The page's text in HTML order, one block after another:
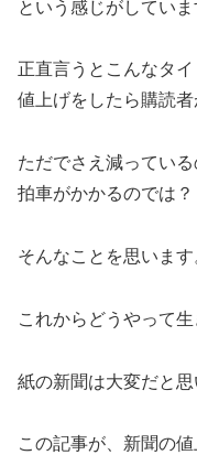
という感じがしていま
正直言うとこんなタ
値上げをしたら購読者
ただでさえ減っている
拍車がかかるのでは？
そんなことを思います
これからどうやって
紙の新聞は大変だと思
この記事が、新聞の